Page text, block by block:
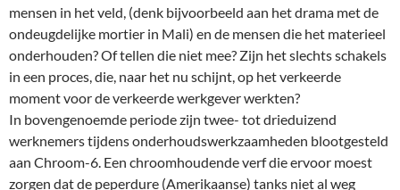
mensen in het veld, (denk bijvoorbeeld aan het drama met de
ondeugdelijke mortier in Mali) en de mensen die het materieel
onderhouden? Of tellen die niet mee? Zijn het slechts schakels
in een proces, die, naar het nu schijnt, op het verkeerde
moment voor de verkeerde werkgever werkten?
In bovengenoemde periode zijn twee- tot drieduizend
werknemers tijdens onderhoudswerkzaamheden blootgesteld
aan Chroom-6. Een chroomhoudende verf die ervoor moest
zorgen dat de peperdure (Amerikaanse) tanks niet al weg